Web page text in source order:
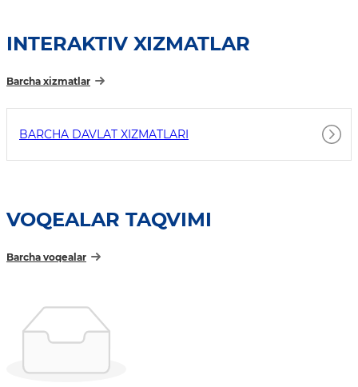
INTERAKTIV XIZMATLAR
Barcha xizmatlar
BARCHA DAVLAT XIZMATLARI
VOQEALAR TAQVIMI
Barcha voqealar